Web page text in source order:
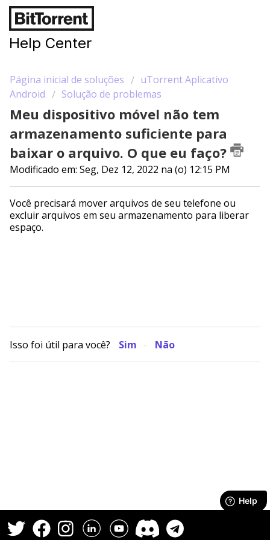
Help Center
Página inicial de soluções
uTorrent Aplicativo
Android
Solução de problemas
Meu dispositivo móvel não tem
armazenamento suficiente para
baixar o arquivo. O que eu faço?
Modificado em: Seg, Dez 12, 2022 na (o) 12:15 PM
Você precisará mover arquivos de seu telefone ou
excluir arquivos em seu armazenamento para liberar
espaço.
Isso foi útil para você? Sim Não